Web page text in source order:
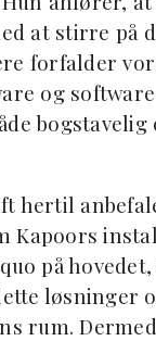
at stirre på
forfalder
og
hertil
Kapoors
på
løsninger
rum.